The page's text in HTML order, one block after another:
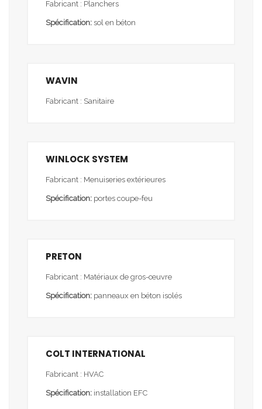
Fabricant : Planchers
Spécification: sol en béton
WAVIN
Fabricant : Sanitaire
WINLOCK SYSTEM
Fabricant : Menuiseries extérieures
Spécification: portes coupe-feu
PRETON
Fabricant : Matériaux de gros-œuvre
Spécification: panneaux en béton isolés
COLT INTERNATIONAL
Fabricant : HVAC
Spécification: installation EFC